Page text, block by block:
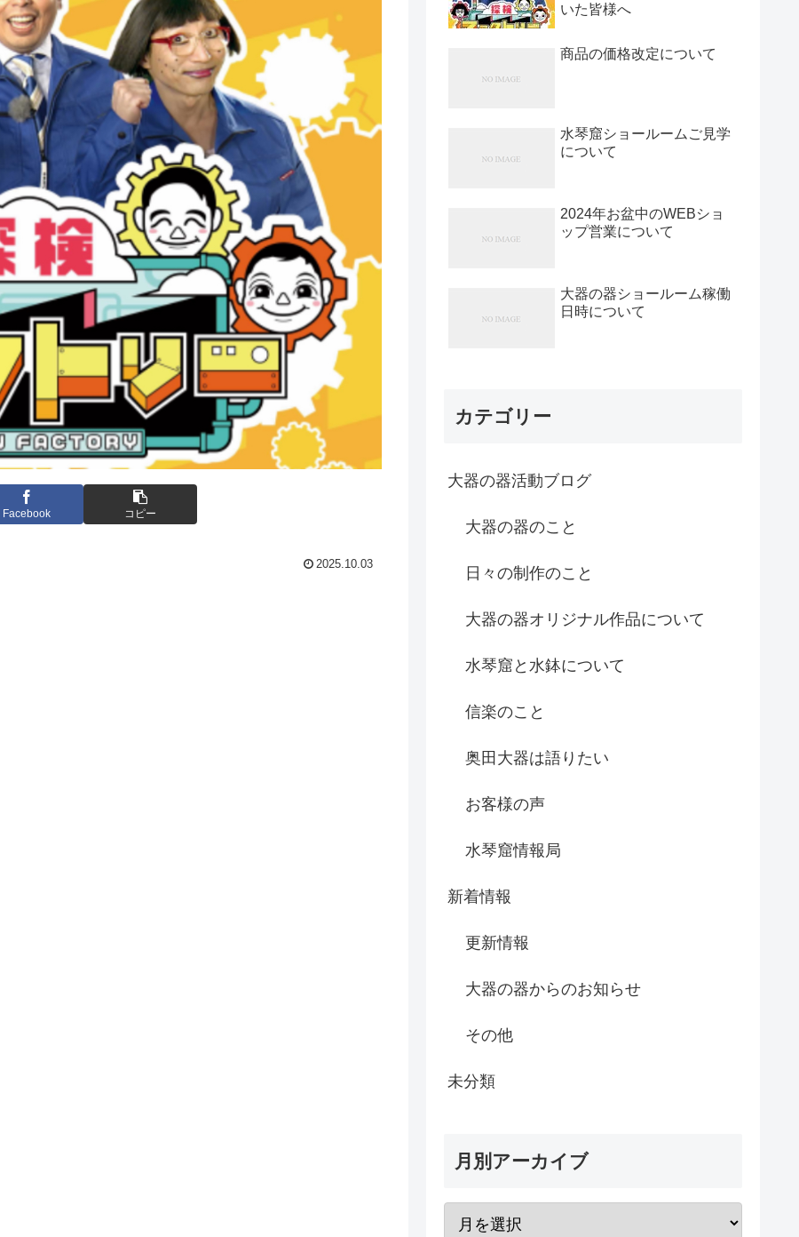
Facebook コピー
2025.10.03
いた皆様へ
商品の価格改定について
水琴窟ショールームご見学
について
2024年お盆中のWEBショ
ップ営業について
大器の器ショールーム稼働
日時について
カテゴリー
大器の器活動ブログ
大器の器のこと
日々の制作のこと
大器の器オリジナル作品について
水琴窟と水鉢について
信楽のこと
奥田大器は語りたい
お客様の声
水琴窟情報局
新着情報
更新情報
大器の器からのお知らせ
その他
未分類
月別アーカイブ